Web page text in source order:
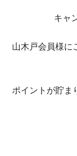
キャ
山木戸会員様に
ポイントが貯ま